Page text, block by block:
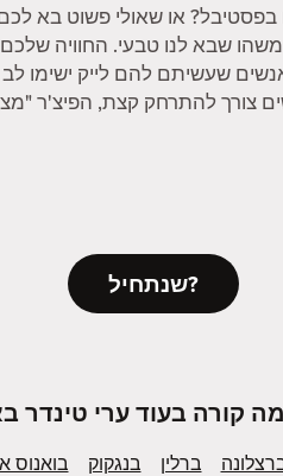
או שאולי פשוט בא
משהו שבא לנו טבעי. החוויה
שעשיתם להם לייק ישימו
שנתחיל?
בואנוס בנגקוק ברלין